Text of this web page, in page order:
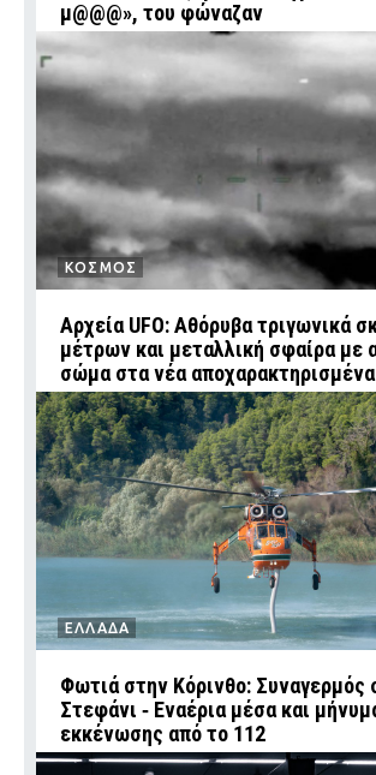
μ@@@», του φώναζαν
ΚΟΣΜΟΣ
Αρχεία UFO: Αθόρυβα τριγωνικά
μέτρων και μεταλλική σφαίρα με
σώμα στα νέα
ΕΛΛΑΔΑ
Φωτιά στην Κόρινθο: Συναγερμός
Στεφάνι ‑ Εναέρια μέσα και
εκκένωσης από το 112